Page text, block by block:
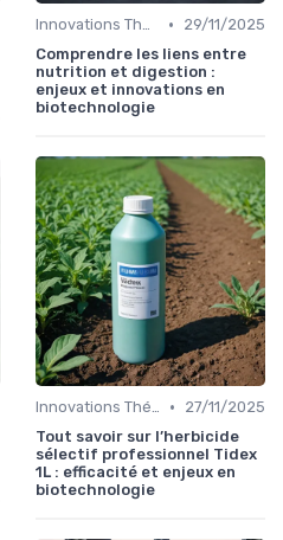
Innovations Thérapeutiques •
29/11/2025
Comprendre les liens entre
nutrition et digestion :
enjeux et innovations en
biotechnologie
Innovations Thérapeutiques •
27/11/2025
Tout savoir sur l’herbicide
sélectif professionnel Tidex
1L : efficacité et enjeux en
biotechnologie